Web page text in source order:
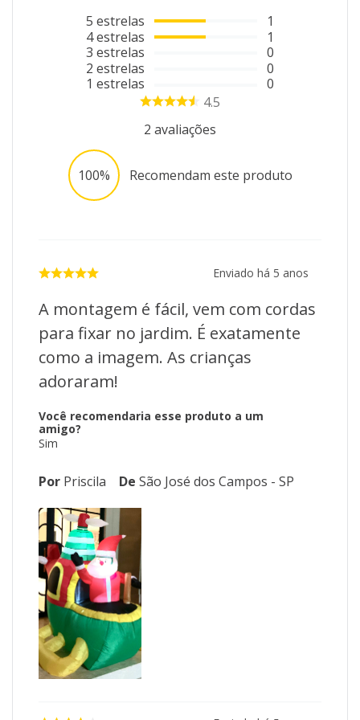
Marca: Chrtmas & Co
Origem: Importado
Comprimento: 150 cm
Motor e fonte de energia inclusos
Resistente às variações climáticas
natalino com o Helicóptero Papai Noel Inflável 150cm -
Chrtmas & Co!
5 estrelas
4estrelas
3 estrelas
2 estrelas
1 estrelas
1
1
0
0
0
4.5
2 avaliações
100% Recomendam este produto
Enviado há 5 anos
A montagem é fácil, vem com cordas
para fixar no jardim. É exatamente
como a imagem. As crianças
adoraram!
Você recomendaria esse produto a um
amigo?
Sim
Por Priscila De São José dos Campos - SP